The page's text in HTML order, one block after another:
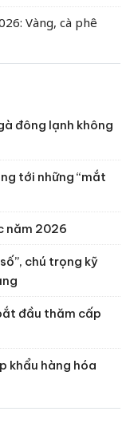
Vàng, cà phê
đông lạnh không
tới những “mắt
năm 2026
chú trọng kỹ
đầu thăm cấp
khẩu hàng hóa